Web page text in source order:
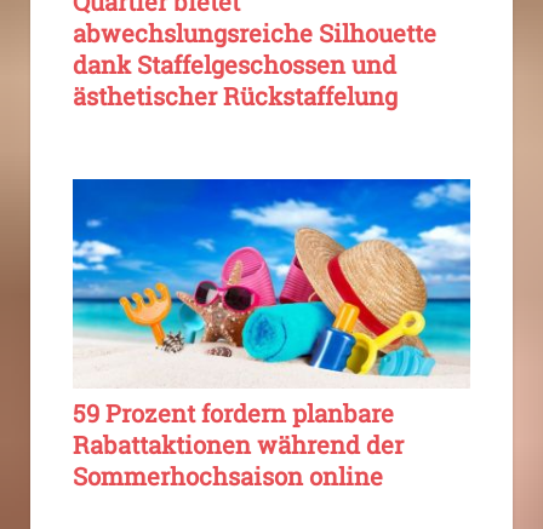
abwechslungsreiche Silhouette
dank Staffelgeschossen und
ästhetischer Rückstaffelung
59 Prozent fordern planbare
Rabattaktionen während der
Sommerhochsaison online